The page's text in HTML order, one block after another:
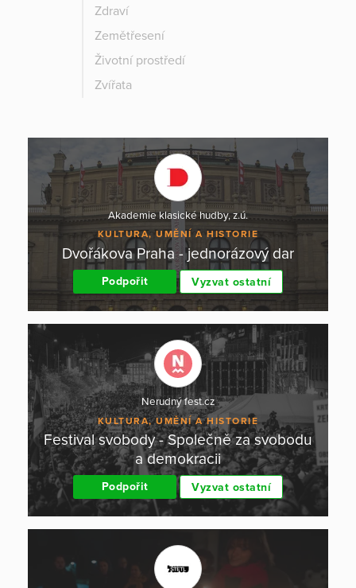
Zdraví
Zemětřesení
Životní prostředí
Zvířata
Akademie klasické hudby, z.ú.
KULTURA, UMĚNÍ A HISTORIE
Dvořákova Praha - jednorázový dar
Podpořit Vyzvat ostatní
Nerudný fest.cz
KULTURA, UMĚNÍ A HISTORIE
Festival svobody - Společně za svobodu
a demokracii
Podpořit Vyzvat ostatní